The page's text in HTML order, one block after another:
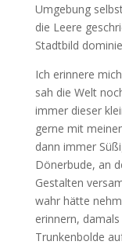
Umgebung
die Leere
Stadtbild
Ich erinnere
sah die Welt
immer dieser
gerne mit
dann immer
Dönerbude, an
Gestalten
wahr hätte
erinnern,
Trunkenbolde